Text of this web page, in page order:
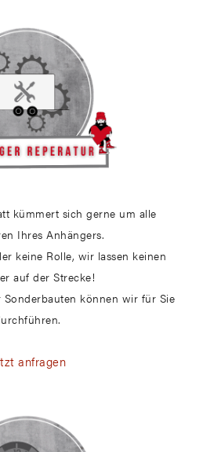
kümmert sich gerne um alle
Ihres Anhängers.
keine Rolle, wir lassen keinen
auf der Strecke!
können wir für Sie
anfragen